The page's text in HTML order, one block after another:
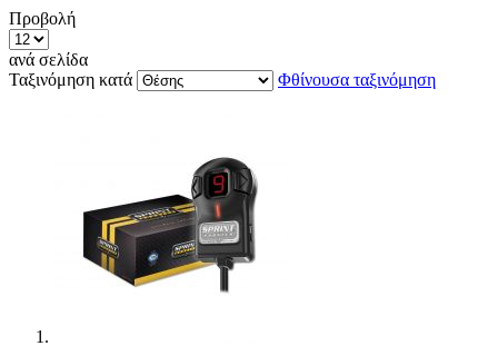
Προβολή
ανά σελίδα
Ταξινόμηση κατά
Φθίνουσα ταξινόμηση